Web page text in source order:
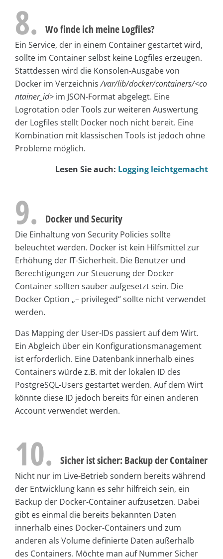
8. Wo finde ich meine Logfiles?
Ein Service, der in einem Container gestartet wird,
sollte im Container selbst keine Logfiles erzeugen.
Stattdessen wird die Konsolen-Ausgabe von
Docker im Verzeichnis/var/lib/docker/containers/<co
ntainer_id> im JSON-Format abgelegt. Eine
Logrotation oder Tools zur weiteren Auswertung
der Logfiles stellt Docker noch nicht bereit. Eine
Kombination mit klassischen Tools ist jedoch ohne
Probleme möglich.
Lesen Sie auch: Logging leichtgemacht
9. Docker und Security
Die Einhaltung von Security Policies sollte
beleuchtet werden. Docker ist kein Hilfsmittel zur
Erhöhung der IT-Sicherheit. Die Benutzer und
Berechtigungen zur Steuerung der Docker
Container sollten sauber aufgesetzt sein. Die
Docker Option „– privileged“ sollte nicht verwendet
werden.
Das Mapping der User-IDs passiert auf dem Wirt.
Ein Abgleich über ein Konfigurationsmanagement
ist erforderlich. Eine Datenbank innerhalb eines
Containers würde z.B. mit der lokalen ID des
PostgreSQL-Users gestartet werden. Auf dem Wirt
könnte diese ID jedoch bereits für einen anderen
Account verwendet werden.
10. Sicher ist sicher: Backup der Container
Nicht nur im Live-Betrieb sondern bereits während
der Entwicklung kann es sehr hilfreich sein, ein
Backup der Docker-Container aufzusetzen. Dabei
gibt es einmal die bereits bekannten Daten
innerhalb eines Docker-Containers und zum
anderen als Volume definierte Daten außerhalb
des Containers. Möchte man auf Nummer Sicher